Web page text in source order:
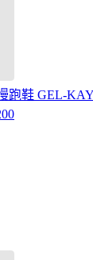
跑鞋 GEL-